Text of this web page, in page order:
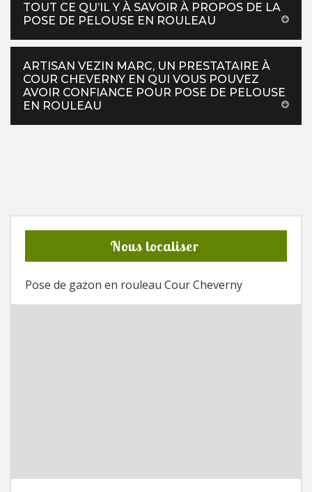
TOUT CE QU’IL Y À SAVOIR À PROPOS DE LA
POSE DE PELOUSE EN ROULEAU
ARTISAN VEZIN MARC, UN PRESTATAIRE À
COUR CHEVERNY EN QUI VOUS POUVEZ
AVOIR CONFIANCE POUR POSE DE PELOUSE
EN ROULEAU
Nous localiser
Pose de gazon en rouleau Cour Cheverny